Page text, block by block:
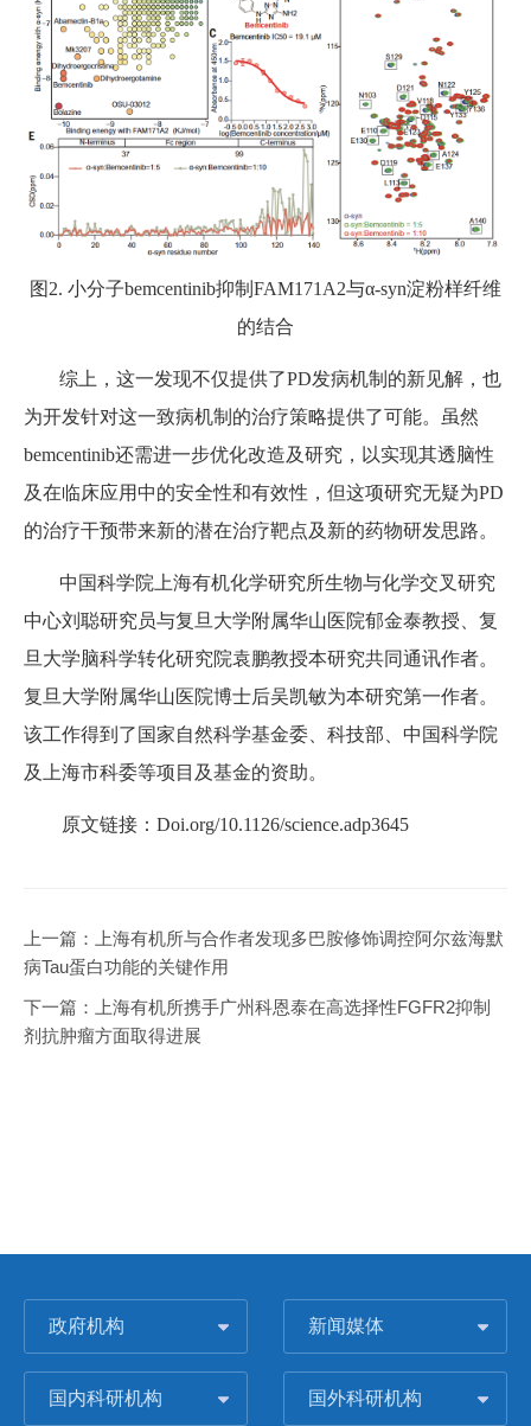
图2. 小分子bemcentinib抑制FAM171A2与α-syn淀粉样纤维
的结合
综上，这一发现不仅提供了PD发病机制的新见解，也
为开发针对这一致病机制的治疗策略提供了可能。虽然
bemcentinib还需进一步优化改造及研究，以实现其透脑性
及在临床应用中的安全性和有效性，但这项研究无疑为PD
的治疗干预带来新的潜在治疗靶点及新的药物研发思路。
中国科学院上海有机化学研究所生物与化学交叉研究
中心刘聪研究员与复旦大学附属华山医院郁金泰教授、复
旦大学脑科学转化研究院袁鹏教授本研究共同通讯作者。
复旦大学附属华山医院博士后吴凯敏为本研究第一作者。
该工作得到了国家自然科学基金委、科技部、中国科学院
及上海市科委等项目及基金的资助。
原文链接：Doi.org/10.1126/science.adp3645
上一篇：
上海有机所与合作者发现多巴胺修饰调控阿尔兹海默
病Tau蛋白功能的关键作用
下一篇：
上海有机所携手广州科恩泰在高选择性FGFR2抑制
剂抗肿瘤方面取得进展
政府机构 新闻媒体
国内科研机构 国外科研机构